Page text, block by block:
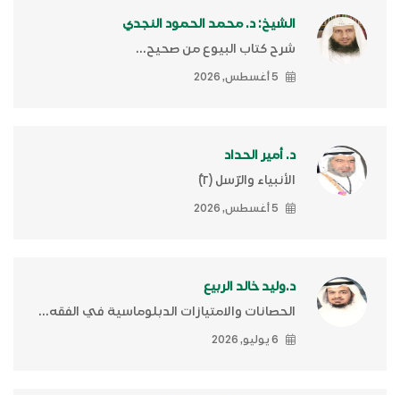
الشيخ: د. محمد الحمود النجدي
شرح كتاب البيوع من صحيح...
5 أغسطس, 2026
د. أمير الحداد
الأنبياء والرّسل (٢)ّ
5 أغسطس, 2026
د.وليد خالد الربيع
الحصانات والامتيازات الدبلوماسية في الفقه...
6 يوليو, 2026